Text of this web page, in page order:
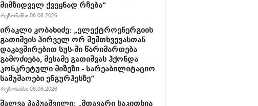
მიმზიდველ ქვეყნად რჩება“
რეზონანსი 08.08.2026
ირაკლი კობახიძე: „ელექტროენერგიის
გათიშვის პირველ ორ შემთხვევასთან
დაკავშირებით სუს-ში წარიმართება
გამოძიება, მესამე გათიშვას ჰქონდა
კონკრეტული მიზეზი - სარეაბილიტაციო
სამუშაოები ენგურჰესზე“
რეზონანსი 08.08.2026
შალვა პაპუაშვილი: „მთავარი საკითხია